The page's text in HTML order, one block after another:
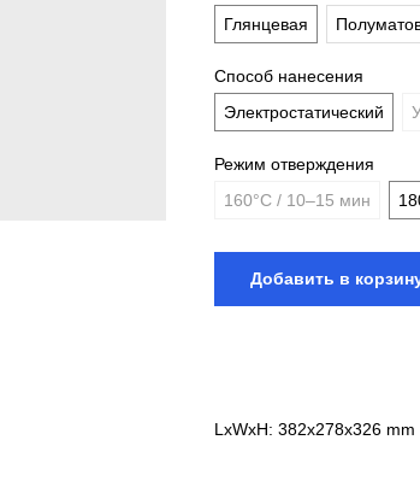
Глянцевая
Способ нанесения
Электростатический
Режим отверждения
160°С / 10–15 мин
Добавить в
LxWxH: 382x278x326 mm